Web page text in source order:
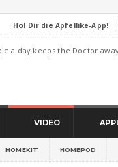
Hol Dir die Apfellike-App!
a day keeps the Doctor
VIDEO
HOMEKIT HOMEPOD